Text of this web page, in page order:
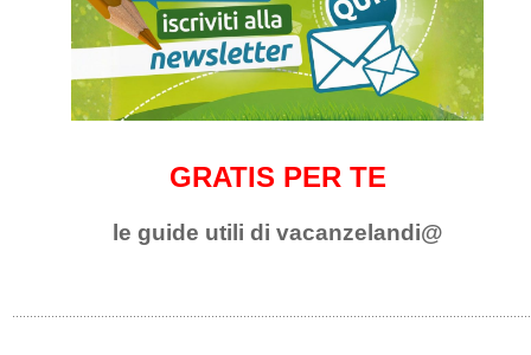
GRATIS PER TE
le guide utili di vacanzelandi@